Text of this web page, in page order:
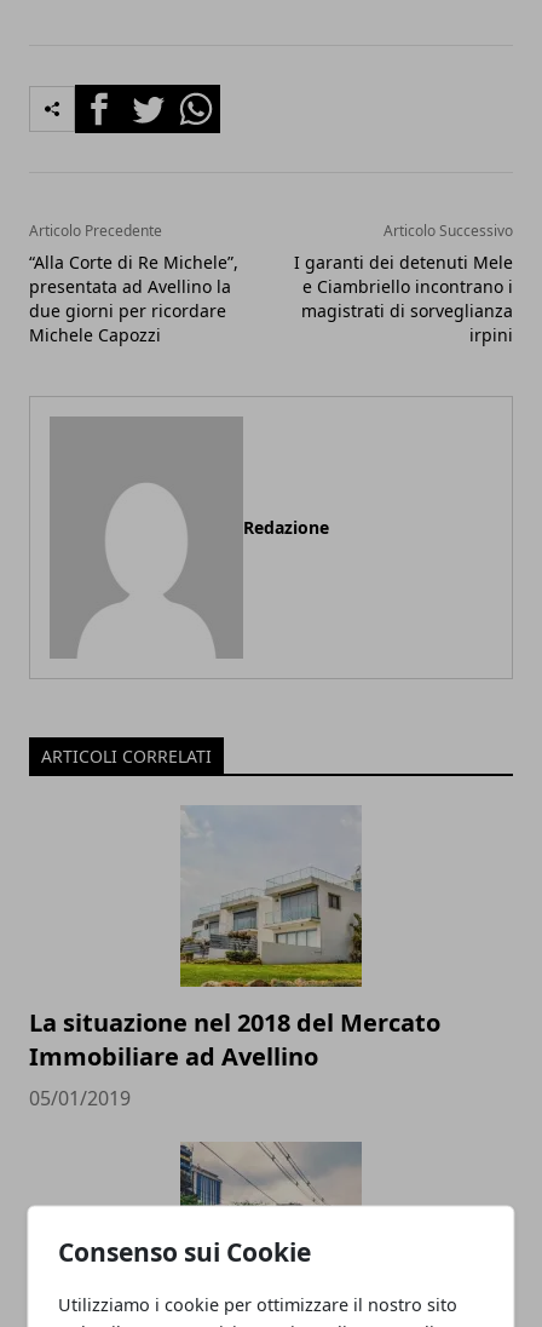
Consenso sui Cookie
Utilizziamo i cookie per ottimizzare il nostro sito
FacebookTwitterWhatsapp
Articolo Precedente
“Alla Corte di Re Michele”,
presentata ad Avellino la
due giorni per ricordare
Michele Capozzi
Articolo Successivo
I garanti dei detenuti Mele
e Ciambriello incontrano i
magistrati di sorveglianza
irpini
Redazione
ARTICOLI CORRELATI
La situazione nel 2018 del Mercato
Immobiliare ad Avellino
05/01/2019